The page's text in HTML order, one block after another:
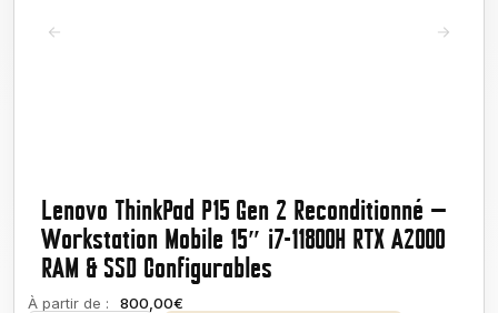
Lenovo ThinkPad P15 Gen 2 Reconditionné —
Workstation Mobile 15″ i7-11800H RTX A2000
RAM & SSD Configurables
À partir de : 800,00€